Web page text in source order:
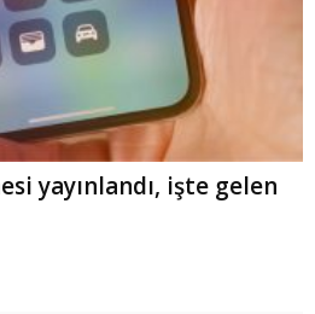
yayınlandı, işte gelen